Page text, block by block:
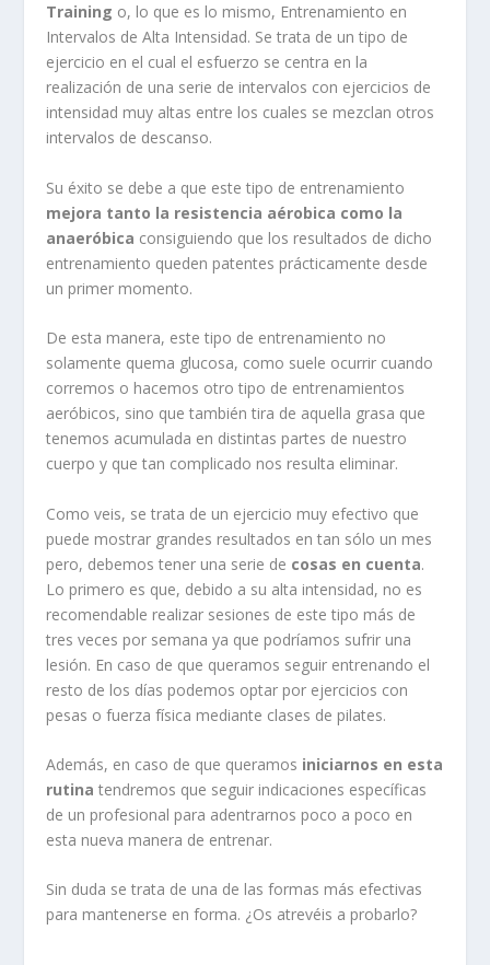
Training o, lo que es lo mismo, Entrenamiento en
Intervalos de Alta Intensidad. Se trata de un tipo de
ejercicio en el cual el esfuerzo se centra en la
realización de una serie de intervalos con ejercicios de
intensidad muy altas entre los cuales se mezclan otros
intervalos de descanso.
Su éxito se debe a que este tipo de entrenamiento
mejora tanto la resistencia aérobica como la
anaeróbica consiguiendo que los resultados de dicho
entrenamiento queden patentes prácticamente desde
un primer momento.
De esta manera, este tipo de entrenamiento no
solamente quema glucosa, como suele ocurrir cuando
corremos o hacemos otro tipo de entrenamientos
aeróbicos, sino que también tira de aquella grasa que
tenemos acumulada en distintas partes de nuestro
cuerpo y que tan complicado nos resulta eliminar.
Como veis, se trata de un ejercicio muy efectivo que
puede mostrar grandes resultados en tan sólo un mes
pero, debemos tener una serie de cosas en cuenta.
Lo primero es que, debido a su alta intensidad, no es
recomendable realizar sesiones de este tipo más de
tres veces por semana ya que podríamos sufrir una
lesión. En caso de que queramos seguir entrenando el
resto de los días podemos optar por ejercicios con
pesas o fuerza física mediante clases de pilates.
Además, en caso de que queramos iniciarnos en esta
rutina tendremos que seguir indicaciones específicas
de un profesional para adentrarnos poco a poco en
esta nueva manera de entrenar.
Sin duda se trata de una de las formas más efectivas
para mantenerse en forma. ¿Os atrevéis a probarlo?